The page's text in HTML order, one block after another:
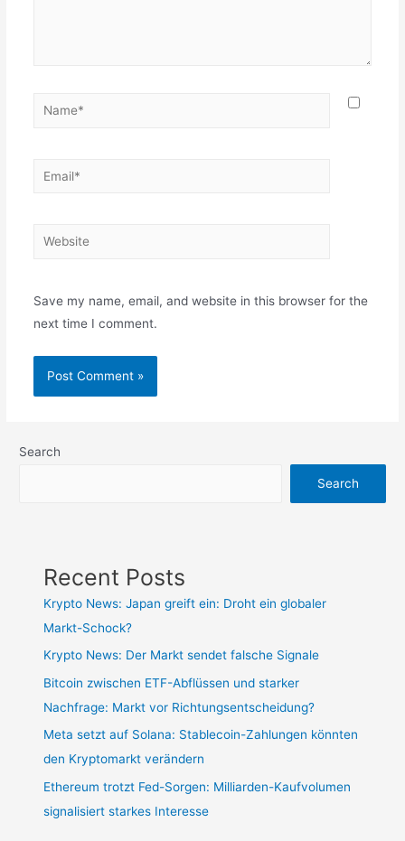
Name*
Email*
Website
Save my name, email, and website in this browser for the
next time I comment.
Search
Search
Recent Posts
Krypto News: Japan greift ein: Droht ein globaler
Markt-Schock?
Krypto News: Der Markt sendet falsche Signale
Bitcoin zwischen ETF-Abflüssen und starker
Nachfrage: Markt vor Richtungsentscheidung?
Meta setzt auf Solana: Stablecoin-Zahlungen könnten
den Kryptomarkt verändern
Ethereum trotzt Fed-Sorgen: Milliarden-Kaufvolumen
signalisiert starkes Interesse